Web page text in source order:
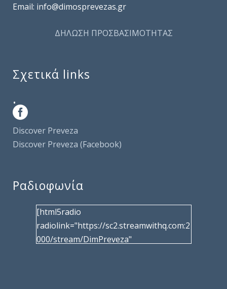
Email: info@dimosprevezas.gr
ΔΗΛΩΣΗ ΠΡΟΣΒΑΣΙΜΟΤΗΤΑΣ
Σχετικά links
.
Discover Preveza
Discover Preveza (Facebook)
Ραδιοφωνία
[html5radio
radiolink="https://sc2.streamwithq.com:2
000/stream/DimPreveza"